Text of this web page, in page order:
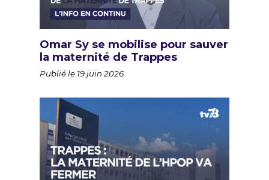
Omar Sy se mobilise pour sauver
la maternité de Trappes
Publié le 19 juin 2026